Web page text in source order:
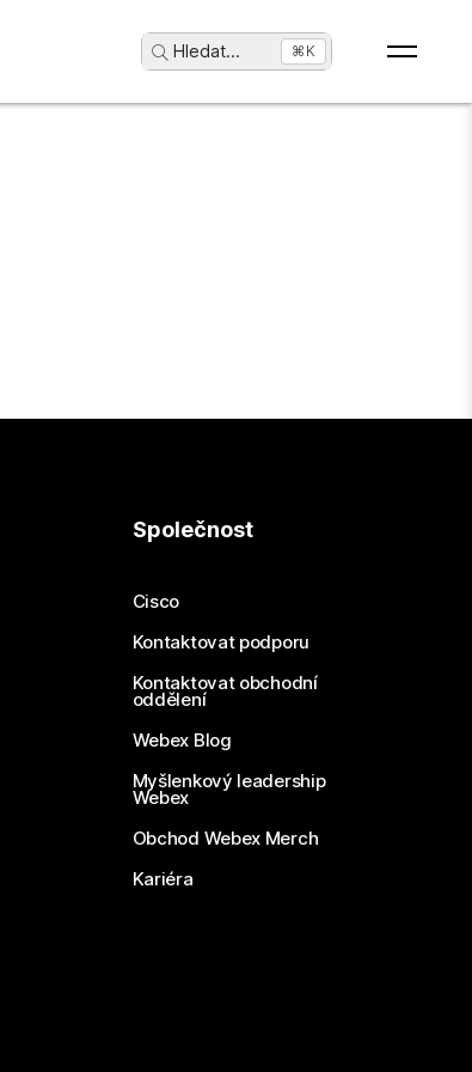
Hledat... ⌘K
Společnost
Cisco
Kontaktovat podporu
Kontaktovat obchodní
oddělení
Webex Blog
Myšlenkový leadership
Webex
Obchod Webex Merch
Kariéra